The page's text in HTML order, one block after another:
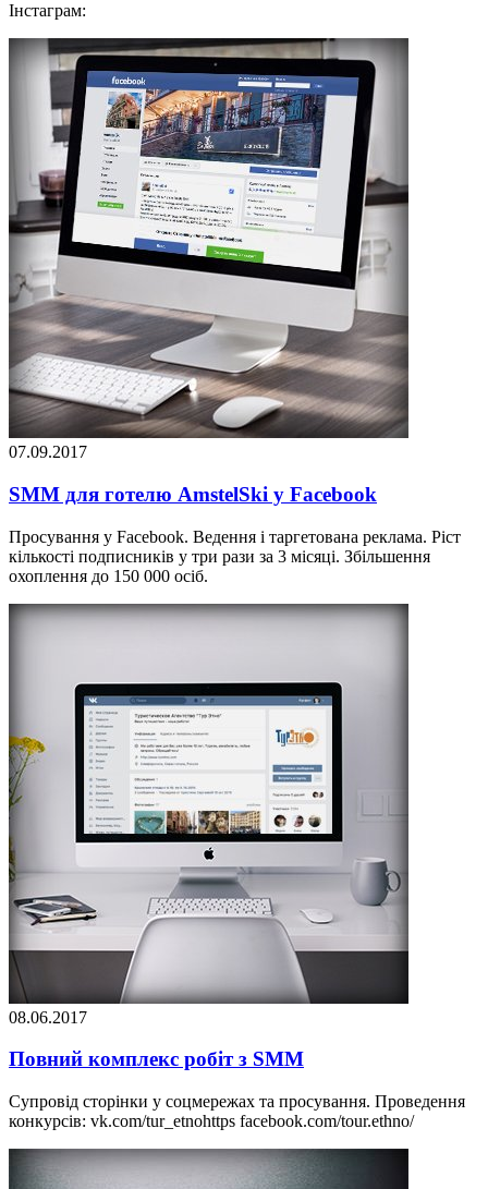
Інстаграм:
07.09.2017
SMM для готелю AmstelSki у Facebook
Просування у Facebook. Ведення і таргетована реклама. Ріст
кількості подписників у три рази за 3 місяці. Збільшення
охоплення до 150 000 осіб.
08.06.2017
Повний комплекс робіт з SMM
Супровід сторінки у соцмережах та просування. Проведення
конкурсів: vk.com/tur_etnohttps facebook.com/tour.ethno/